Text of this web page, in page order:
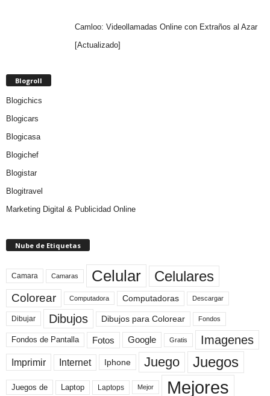
Camloo: Videollamadas Online con Extraños al Azar
[Actualizado]
Blogroll
Blogichics
Blogicars
Blogicasa
Blogichef
Blogistar
Blogitravel
Marketing Digital & Publicidad Online
Nube de Etiquetas
Camara Camaras Celular Celulares
Colorear Computadora Computadoras Descargar
Dibujar Dibujos Dibujos para Colorear Fondos
Fondos de Pantalla Fotos Google Gratis Imagenes
Imprimir Internet Iphone Juego Juegos
Juegos de Laptop Laptops Mejor Mejores